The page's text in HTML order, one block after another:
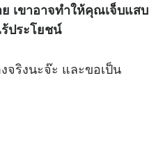
เขาอาจทำให้คุณเจ็บแสบ
ประโยชน์
จริงนะจ๊ะ และขอเป็น